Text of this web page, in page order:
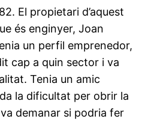
El propietari d’aquest
és enginyer, Joan
un perfil emprenedor,
cap a quin sector i va
Tenia un amic
la dificultat per obrir la
demanar si podria fer